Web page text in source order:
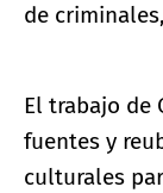
de
El trabajo de
fuentes y
culturales